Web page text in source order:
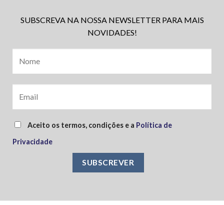
SUBSCREVA NA NOSSA NEWSLETTER PARA MAIS
NOVIDADES!
Aceito os termos, condições e a Política de
Privacidade